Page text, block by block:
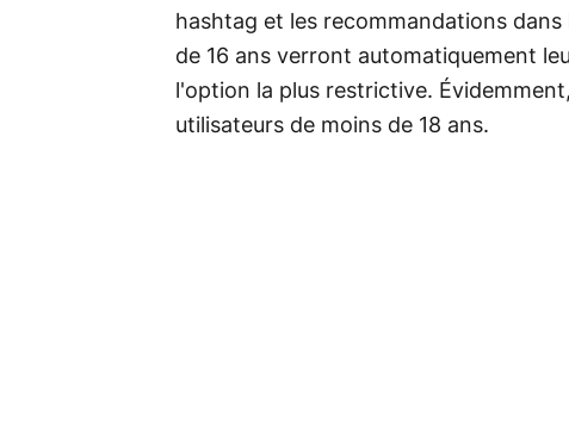
hashtag et les recommandations
de 16 ans verront automatiquement
l'option la plus restrictive.
utilisateurs de moins de 18 ans.